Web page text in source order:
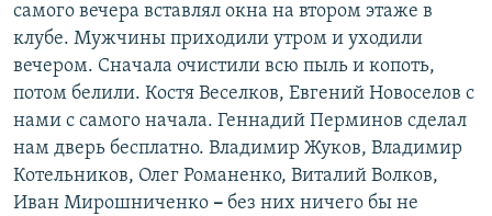
самого вечера вставлял окна на втором этаже в
клубе. Мужчины приходили утром и уходили
вечером. Сначала очистили всю пыль и копоть,
потом белили. Костя Веселков, Евгений Новоселов с
нами с самого начала. Геннадий Перминов сделал
нам дверь бесплатно. Владимир Жуков, Владимир
Котельников, Олег Романенко, Виталий Волков,
Иван Мирошниченко – без них ничего бы не